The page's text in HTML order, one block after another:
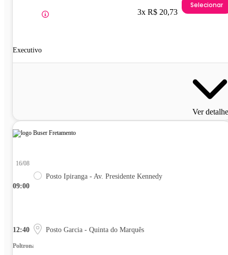
Executivo
3x R$ 20,73
Selecionar
Ver
09:00
16/08
Posto Ipiranga - Av. Presidente Kennedy
12:40 Posto Garcia - Quinta do Marquês
Poltrona